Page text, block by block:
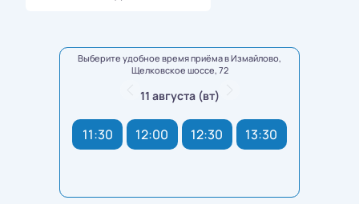
Выберите удобное время приёма в Измайлово,
Щелковское шоссе, 72
11 августа (вт)
11:30 12:00 12:30 13:30